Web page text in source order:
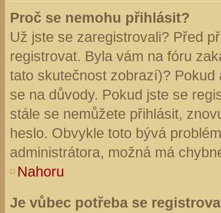
Proč se nemohu přihlásit?
Už jste se zaregistrovali? Před
registrovat. Byla vám na fóru
tato skutečnost zobrazí)?
se na důvody. Pokud jste se
stále se nemůžete přihlásit,
heslo. Obvykle toto bývá
administrátora, možná má
Nahoru
Je vůbec potřeba se